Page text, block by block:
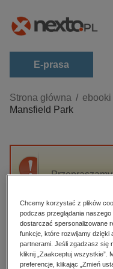
E-prasa
Kategorie
Zobacz wszystkie E-prasa
budownictwo,
darmowe
edukacja
hobby, sport,
komputery,
Strona główna ebooki
Mansfield Park
High-contrast mode
Polecane
Chcemy korzystać z plików
podczas przeglądania naszego
dostarczać spersonalizowane
funkcje, które rozwijamy dzięki
partnerami. Jeśli zgadzasz się
kliknij „Zaakceptuj wszystkie”.
preferencje, klikając „Zmień